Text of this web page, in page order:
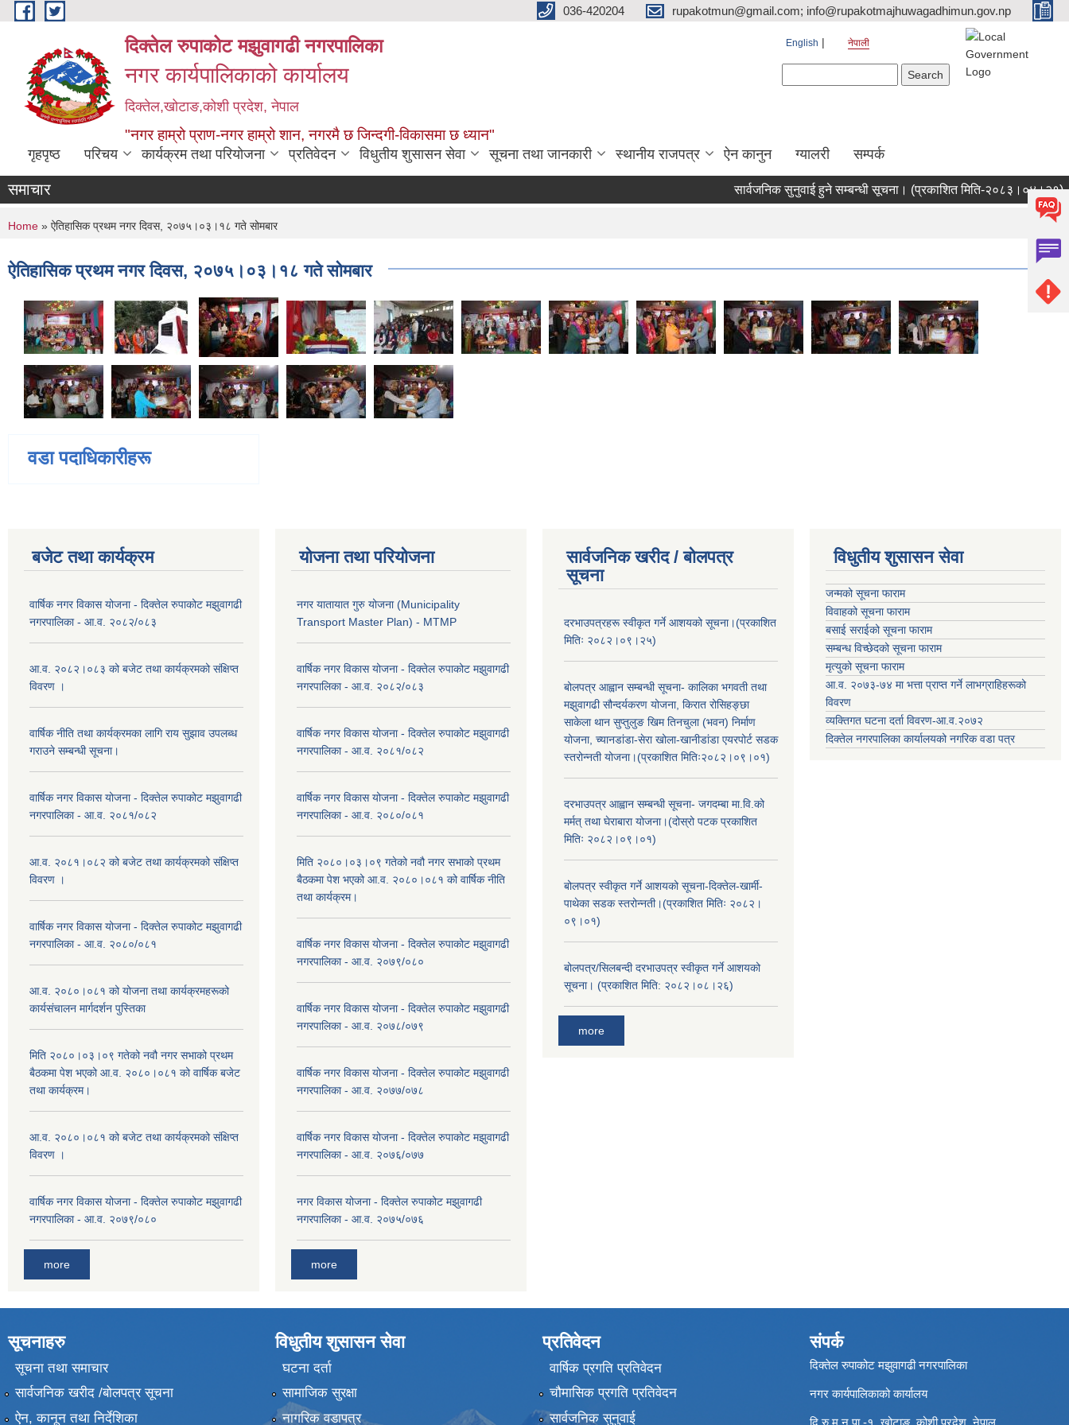
Skip to main content 036-420204 rupakotmun@gmail.com; info@rupakotmajhuwagadhimun.gov.np
दिक्तेल रुपाकोट मझुवागढी नगरपालिका
नगर कार्यपालिकाको कार्यालय
दिक्तेल,खोटाङ,कोशी प्रदेश, नेपाल
"नगर हाम्रो प्राण-नगर हाम्रो शान, नगरमै छ जिन्दगी-विकासमा छ ध्यान"
English नेपाली
गृहपृष्ठ परिचय कार्यक्रम तथा परियोजना प्रतिवेदन विधुतीय शुसासन सेवा सूचना तथा जानकारी स्थानीय राजपत्र ऐन कानुन ग्यालरी सम्पर्क
समाचार सार्वजनिक सुनुवाई हुने सम्बन्धी सूचना। (प्रकाशित मिति-२०८३।०४।२१)
You are here
Home » ऐतिहासिक प्रथम नगर दिवस, २०७५।०३।१८ गते सोमबार
ऐतिहासिक प्रथम नगर दिवस, २०७५।०३।१८ गते सोमबार
वडा पदाधिकारीहरू
बजेट तथा कार्यक्रम
वार्षिक नगर विकास योजना - दिक्तेल रुपाकोट मझुवागढी
नगरपालिका - आ.व. २०८२/०८३
आ.व. २०८२।०८३ को बजेट तथा कार्यक्रमको संक्षिप्त
विवरण ।
वार्षिक नीति तथा कार्यक्रमका लागि राय सुझाव उपलब्ध
गराउने सम्बन्धी सूचना।
वार्षिक नगर विकास योजना - दिक्तेल रुपाकोट मझुवागढी
नगरपालिका - आ.व. २०८१/०८२
आ.व. २०८१।०८२ को बजेट तथा कार्यक्रमको संक्षिप्त
विवरण ।
वार्षिक नगर विकास योजना - दिक्तेल रुपाकोट मझुवागढी
नगरपालिका - आ.व. २०८०/०८१
आ.व. २०८०।०८१ को योजना तथा कार्यक्रमहरूको
कार्यसंचालन मार्गदर्शन पुस्तिका
मिति २०८०।०३।०९ गतेको नवौ नगर सभाको प्रथम
बैठकमा पेश भएको आ.व. २०८०।०८१ को वार्षिक बजेट
तथा कार्यक्रम।
आ.व. २०८०।०८१ को बजेट तथा कार्यक्रमको संक्षिप्त
विवरण ।
वार्षिक नगर विकास योजना - दिक्तेल रुपाकोट मझुवागढी
नगरपालिका - आ.व. २०७९/०८०
more
योजना तथा परियोजना
नगर यातायात गुरु योजना (Municipality
Transport Master Plan) - MTMP
वार्षिक नगर विकास योजना - दिक्तेल रुपाकोट मझुवागढी
नगरपालिका - आ.व. २०८२/०८३
वार्षिक नगर विकास योजना - दिक्तेल रुपाकोट मझुवागढी
नगरपालिका - आ.व. २०८१/०८२
वार्षिक नगर विकास योजना - दिक्तेल रुपाकोट मझुवागढी
नगरपालिका - आ.व. २०८०/०८१
मिति २०८०।०३।०९ गतेको नवौ नगर सभाको प्रथम
बैठकमा पेश भएको आ.व. २०८०।०८१ को वार्षिक नीति
तथा कार्यक्रम।
वार्षिक नगर विकास योजना - दिक्तेल रुपाकोट मझुवागढी
नगरपालिका - आ.व. २०७९/०८०
वार्षिक नगर विकास योजना - दिक्तेल रुपाकोट मझुवागढी
नगरपालिका - आ.व. २०७८/०७९
वार्षिक नगर विकास योजना - दिक्तेल रुपाकोट मझुवागढी
नगरपालिका - आ.व. २०७७/०७८
वार्षिक नगर विकास योजना - दिक्तेल रुपाकोट मझुवागढी
नगरपालिका - आ.व. २०७६/०७७
नगर विकास योजना - दिक्तेल रुपाकोट मझुवागढी
नगरपालिका - आ.व. २०७५/०७६
more
सार्वजनिक खरीद / बोलपत्र
सूचना
दरभाउपत्रहरू स्वीकृत गर्ने आशयको सूचना।(प्रकाशित
मितिः २०८२।०९।२५)
बोलपत्र आह्वान सम्बन्धी सूचना- कालिका भगवती तथा
मझुवागढी सौन्दर्यकरण योजना, किरात रोसिहङ्छा
साकेला थान सुप्तुलुङ खिम तिनचुला (भवन) निर्माण
योजना, च्यानडांडा-सेरा खोला-खानीडांडा एयरपोर्ट सडक
स्तरोन्नती योजना।(प्रकाशित मितिः२०८२।०९।०१)
दरभाउपत्र आह्वान सम्बन्धी सूचना- जगदम्बा मा.वि.को
मर्मत् तथा घेराबारा योजना।(दोस्रो पटक प्रकाशित
मितिः २०८२।०९।०१)
बोलपत्र स्वीकृत गर्ने आशयको सूचना-दिक्तेल-खार्मी-
पाथेका सडक स्तरोन्नती।(प्रकाशित मितिः २०८२।
०९।०१)
बोलपत्र/सिलबन्दी दरभाउपत्र स्वीकृत गर्ने आशयको
सूचना। (प्रकाशित मिति: २०८२।०८।२६)
more
विधुतीय शुसासन सेवा
जन्मको सूचना फाराम
विवाहको सूचना फाराम
बसाई सराईको सूचना फाराम
सम्बन्ध विच्छेदको सूचना फाराम
मृत्युको सूचना फाराम
आ.व. २०७३-७४ मा भत्ता प्राप्त गर्ने लाभग्राहिहरूको
विवरण
व्यक्तिगत घटना दर्ता विवरण-आ.व.२०७२
दिक्तेल नगरपालिका कार्यालयको नगरिक वडा पत्र
सूचनाहरु
सूचना तथा समाचार
सार्वजनिक खरीद /बोलपत्र सूचना
ऐन, कानून तथा निर्देशिका
विधुतीय शुसासन सेवा
घटना दर्ता
सामाजिक सुरक्षा
नागरिक वडापत्र
प्रतिवेदन
वार्षिक प्रगति प्रतिवेदन
चौमासिक प्रगति प्रतिवेदन
सार्वजनिक सुनुवाई
संपर्क
दिक्तेल रुपाकोट मझुवागढी नगरपालिका
नगर कार्यपालिकाको कार्यालय
दि.रु.म.न.पा.-१, खोटाङ, कोशी प्रदेश, नेपाल